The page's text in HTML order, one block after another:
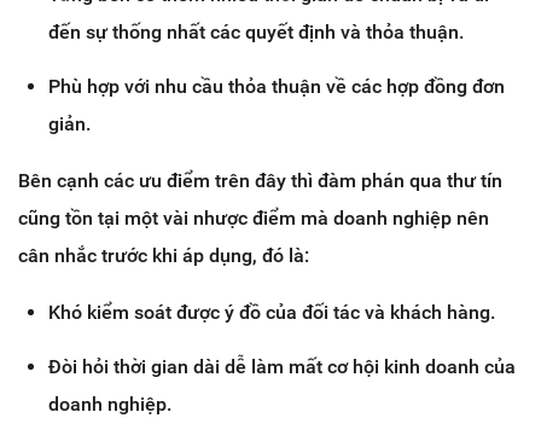
đến sự thống nhất các quyết định và thỏa thuận.
Phù hợp với nhu cầu thỏa thuận về các hợp đồng đơn
giản.
Bên cạnh các ưu điểm trên đây thì đàm phán qua thư tín
cũng tồn tại một vài nhược điểm mà doanh nghiệp nên
cân nhắc trước khi áp dụng, đó là:
Khó kiểm soát được ý đồ của đối tác và khách hàng.
Đòi hỏi thời gian dài dễ làm mất cơ hội kinh doanh của
doanh nghiệp.